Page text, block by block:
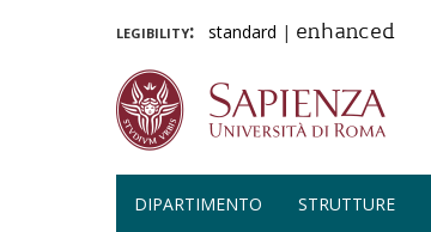
legibility: standard | enhanced
DIPARTIMENTO STRUTTURE